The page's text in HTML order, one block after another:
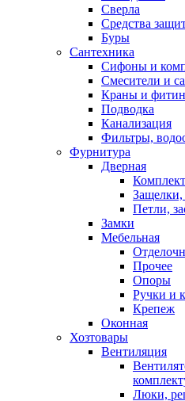
Сверла
Средства
Буры
Сантехника
Сифоны и
Смесители и
Краны и
Подводка
Канализация
Фильтры,
Фурнитура
Дверная
Защелки,
Петли,
Замки
Мебельная
Прочее
Опоры
Ручки и
Крепеж
Оконная
Хозтовары
Вентиляция
Люки,